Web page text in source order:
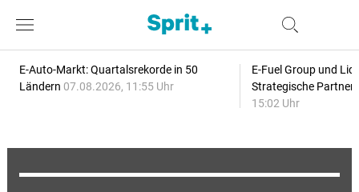
E-Auto-Markt: Quartalsrekorde in 50
Ländern 07.08.2026, 11:55 Uhr
E-Fuel Group und
Strategische
15:02 Uhr